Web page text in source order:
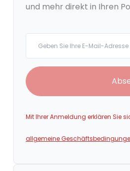
und mehr direkt in Ihren
Mit Ihrer Anmeldung erklären Sie
allgemeine